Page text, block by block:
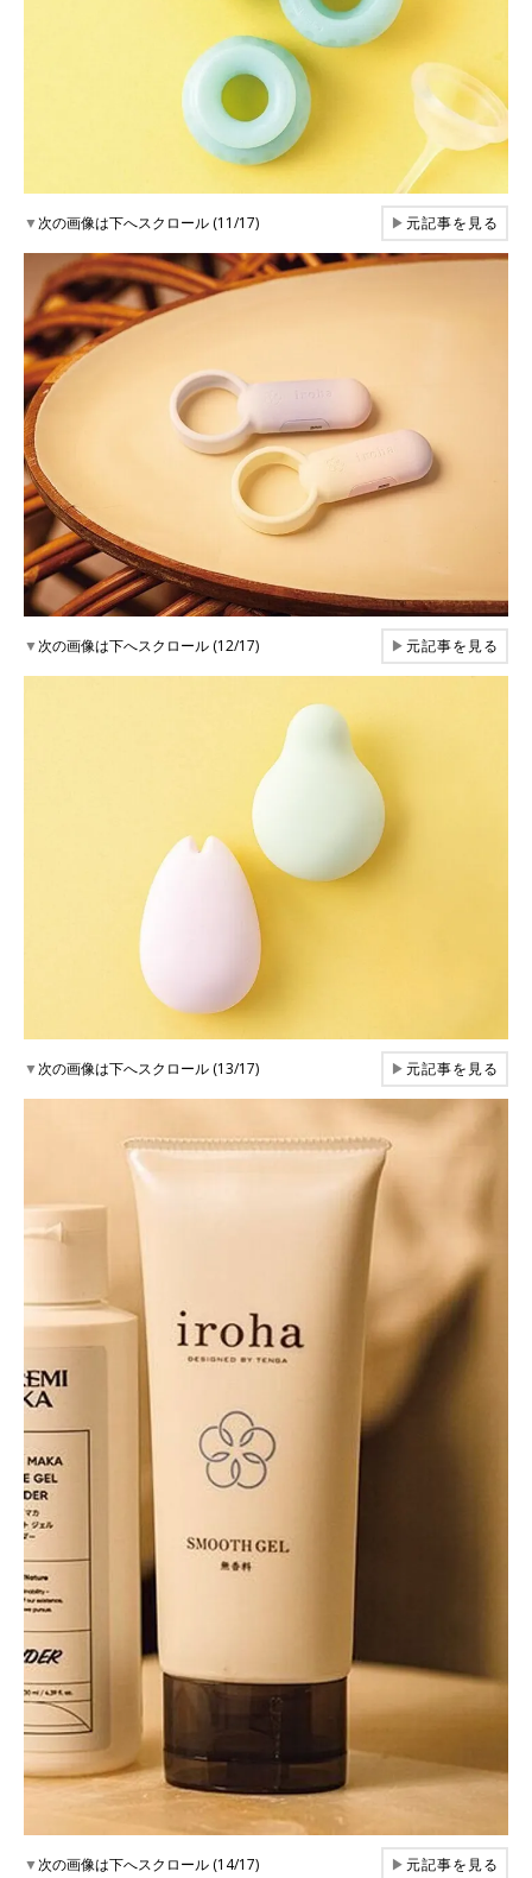
▼次の画像は下へスクロール (11/17) ▶元記事を見る
▼次の画像は下へスクロール (12/17) ▶元記事を見る
▼次の画像は下へスクロール (13/17) ▶元記事を見る
▼次の画像は下へスクロール (14/17) ▶元記事を見る